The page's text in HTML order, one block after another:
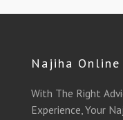
Najiha Online
With The Right
Experience, Your